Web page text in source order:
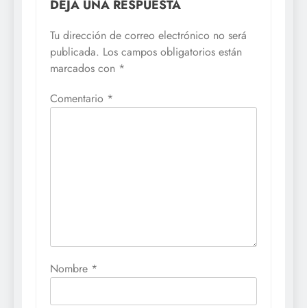
DEJA UNA RESPUESTA
Tu dirección de correo electrónico no será
publicada. Los campos obligatorios están
marcados con *
Comentario *
Nombre *